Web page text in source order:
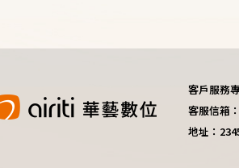
客戶服務
客服信箱
地址：